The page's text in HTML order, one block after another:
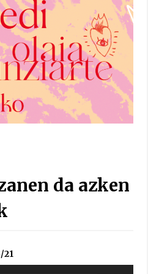
25
irratia, podcastak
zer?
12
IX. Topaketak – Mila
da azken